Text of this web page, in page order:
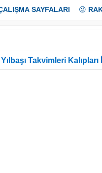
SAYFALARI 😜
Takvimleri